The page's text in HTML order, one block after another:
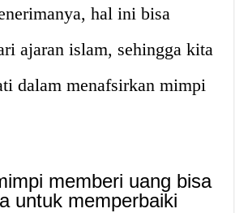
hal ini bisa
ajaran islam, sehingga kita
dalam menafsirkan mimpi
memberi uang bisa
untuk memperbaiki